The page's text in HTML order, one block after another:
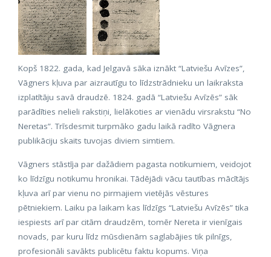
Kopš 1822. gada, kad Jelgavā sāka iznākt “Latviešu Avīzes”,
Vāgners kļuva par aizrautīgu to līdzstrādnieku un laikraksta
izplatītāju savā draudzē. 1824. gadā “Latviešu Avīzēs” sāk
parādīties nelieli rakstiņi, lielākoties ar vienādu virsrakstu “No
Neretas”. Trīsdesmit turpmāko gadu laikā radīto Vāgnera
publikāciju skaits tuvojas diviem simtiem.
Vāgners stāstīja par dažādiem pagasta notikumiem, veidojot
ko līdzīgu notikumu hronikai. Tādējādi vācu tautības mācītājs
kļuva arī par vienu no pirmajiem vietējās vēstures
pētniekiem. Laiku pa laikam kas līdzīgs “Latviešu Avīzēs” tika
iespiests arī par citām draudzēm, tomēr Nereta ir vienīgais
novads, par kuru līdz mūsdienām saglabājies tik pilnīgs,
profesionāli savākts publicētu faktu kopums. Viņa